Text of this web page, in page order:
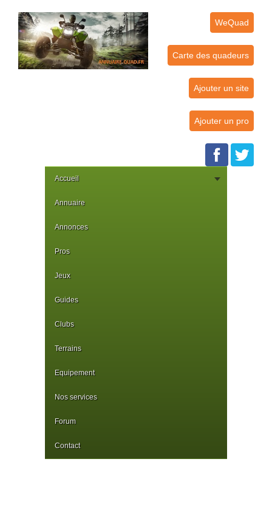
WeQuad
Carte des quadeurs
Ajouter un site
Ajouter un pro
Accueil
Annuaire
Annonces
Pros
Jeux
Guides
Clubs
Terrains
Equipement
Nos services
Forum
Contact